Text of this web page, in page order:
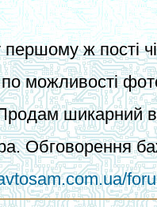
ж пості
по можливості
шикарний
Обговорення